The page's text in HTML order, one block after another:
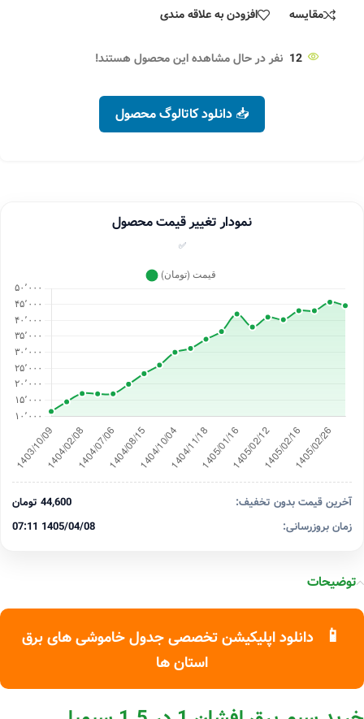
مقایسه افزودن به علاقه مندی
12 نفر در حال مشاهده این محصول هستند!
📥 دانلود کاتالوگ محصول
نمودار تغییر قیمت محصول
✅
آخرین قیمت بدون تخفیف:
44,600 تومان
زمان بروزرسانی:
1405/04/08 07:11
توضیحات
📱
دانلود اپلیکیشن تخصصی جدول خاموشی های برق
استان ها